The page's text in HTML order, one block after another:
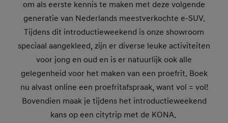
om als eerste kennis te maken met deze volgende
generatie van Nederlands meestverkochte e-SUV.
Tijdens dit introductieweekend is onze showroom
speciaal aangekleed, zijn er diverse leuke activiteiten
voor jong en oud en is er natuurlijk ook alle
gelegenheid voor het maken van een proefrit. Boek
nu alvast online een proefritafspraak, want vol = vol!
Bovendien maak je tijdens het introductieweekend
kans op een citytrip met de KONA.